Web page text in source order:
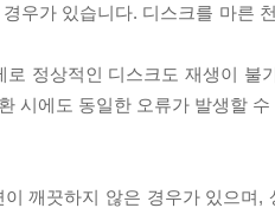
우가 있습니다. 디스크를 마른
정상적인 디스크도 재생이 불
시에도 동일한 오류가 발생할
깨끗하지 않은 경우가 있으며